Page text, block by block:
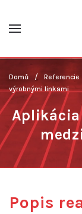
Skip to main
Domů Referencie
výrobnými linkami
Popis